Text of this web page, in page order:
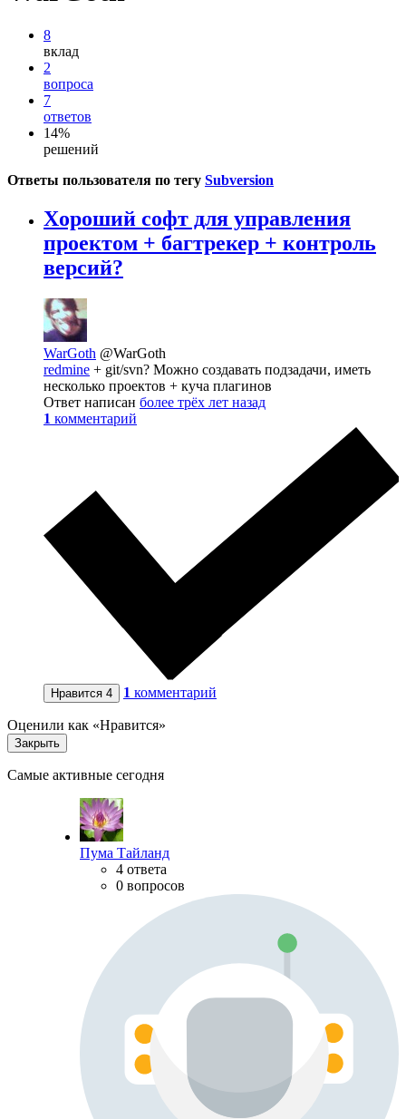
8
вклад
2
вопроса
7
ответов
14%
решений
Ответы пользователя по тегу Subversion
Xороший софт для управления
проектом + багтрекер + контроль
версий?
WarGoth @WarGoth
redmine + git/svn? Можно создавать подзадачи, иметь
несколько проектов + куча плагинов
Ответ написан более трёх лет назад
1 комментарий
Нравится 4 1 комментарий
Оценили как «Нравится»
Закрыть
Самые активные сегодня
Пума Тайланд
4 ответа
0 вопросов